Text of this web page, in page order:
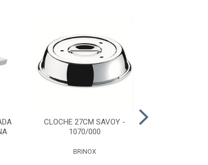
CLOCHE 27CM SAVOY -
1070/000
BRINOX